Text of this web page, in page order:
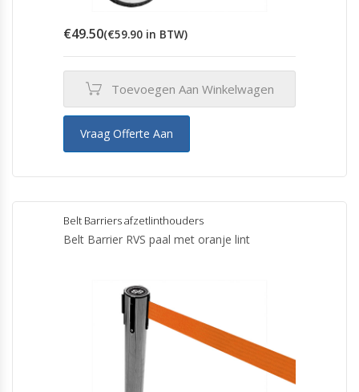
€49.50(€59.90 in BTW)
Toevoegen Aan Winkelwagen
Vraag Offerte Aan
Belt Barriers afzetlinthouders
Belt Barrier RVS paal met oranje lint